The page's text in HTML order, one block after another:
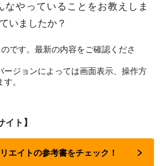
なやっていることをお教えしま
いましたか？
です。最新の内容をご確認くださ
ージョンによっては画面表示、操作方
。
ト】
エイトの参考書をチェック！